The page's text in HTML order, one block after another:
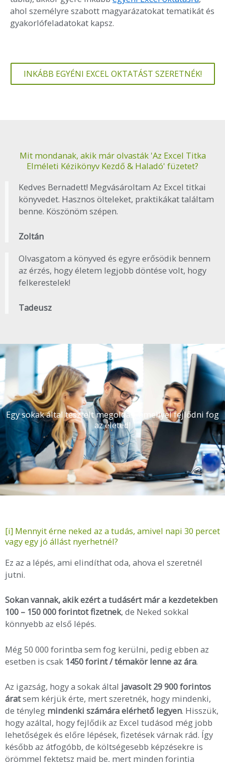
ahol személyre szabott magyarázatokat tematikát és
gyakorlófeladatokat kapsz.
INKÁBB EGYÉNI EXCEL OKTATÁST SZERETNÉK!
Mit mondanak, akik már olvasták 'Az Excel Titka
Elméleti Kézikönyv Kezdő & Haladó' füzetet?
Kedves Bernadett! Megvásároltam Az Excel titkai
könyvedet. Hasznos ölteleket, praktikákat találtam
benne. Köszönöm szépen.
Zoltán
Olvasgatom a könyved és egyre erősödik bennem
az érzés, hogy életem legjobb döntése volt, hogy
felkerestelek!
Tadeusz
Egy sokak által tesztelt megoldás, amellyel fejlődni fog
az életed!
[i] Mennyit érne neked az a tudás, amivel napi 30 percet
vagy egy jó állást nyerhetnél?
Ez az a lépés, ami elindíthat oda, ahova el szeretnél
jutni.
Sokan vannak, akik ezért a tudásért már a kezdetekben
100 – 150 000 forintot fizetnek, de Neked sokkal
könnyebb az első lépés.
Még 50 000 forintba sem fog kerülni, pedig ebben az
esetben is csak 1450 forint / témakör lenne az ára.
Az igazság, hogy a sokak által javasolt 29 900 forintos
áratsem kérjük érte, mert szeretnék, hogy mindenki,
de tényleg mindenki számára elérhető legyen. Hisszük,
hogy azáltal, hogy fejlődik az Excel tudásod még jobb
lehetőségek és előre lépések, fizetések várnak rád. Így
később az átfogóbb, de költségesebb képzésekre is
örömmel fektetsz majd be, mert minden forintja